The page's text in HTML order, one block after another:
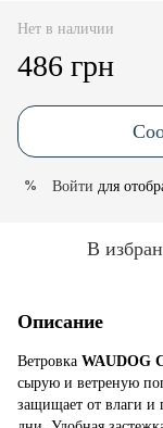
Нет в наличии
486 грн
% Войти для
В
Описание
Ветровка WAUDOG
сырую и ветреную
защищает от влаги и